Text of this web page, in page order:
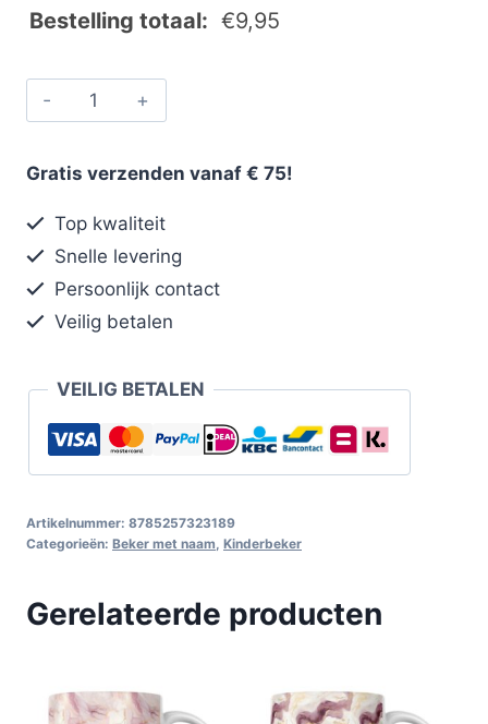
Bestelling totaal: €9,95
Gratis verzenden vanaf € 75!
Top kwaliteit
Snelle levering
Persoonlijk contact
Veilig betalen
VEILIG BETALEN
Artikelnummer: 8785257323189
Categorieën: Beker met naam Kinderbeker
Gerelateerde producten